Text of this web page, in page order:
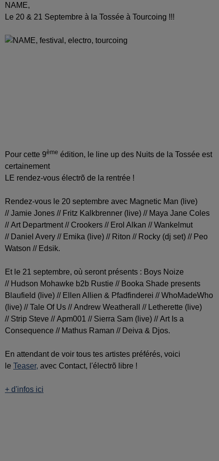
NAME,
Le 20 & 21 Septembre à la Tossée à Tourcoing !!!
Pour cette 9ème édition, le line up des Nuits de la Tossée est
certainement
LE rendez-vous électrõ de la rentrée !
Rendez-vous le 20 septembre avec Magnetic Man (live)
// Jamie Jones // Fritz Kalkbrenner (live) // Maya Jane Coles
// Art Department // Crookers // Erol Alkan // Wankelmut
// Daniel Avery // Emika (live) // Riton // Rocky (dj set) // Peo
Watson // Edsik.
Et le 21 septembre, où seront présents : Boys Noize
// Hudson Mohawke b2b Rustie // Booka Shade presents
Blaufield (live) // Ellen Allien & Pfadfinderei // WhoMadeWho
(live) // Tale Of Us // Andrew Weatherall // Letherette (live)
// Strip Steve // Apm001 // Sierra Sam (live) // Art Is a
Consequence // Mathus Raman // Deiva & Djos.
En attendant de voir tous tes artistes préférés, voici
le Teaser, avec Contact, l'électrõ libre !
+ d'infos ici